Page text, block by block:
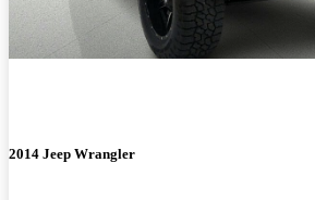
2014 Jeep Wrangler